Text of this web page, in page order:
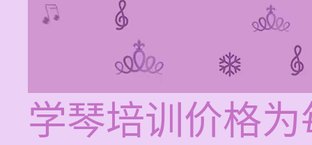
学琴培训价格